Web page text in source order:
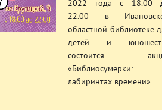
2022 года с 18.00
22.00 в
областной библиотеке
детей и
состоится
«Библиосумерки:
лабиринтах времени» .